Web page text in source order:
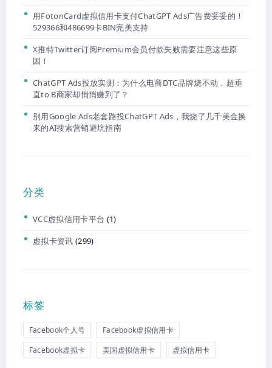
用FotonCard虚拟信用卡支付ChatGPT Ads广告费妥妥的！
529366和486699卡BIN完美支持
X推特Twitter订阅Premium会员付款失败需要注意这些原
因！
ChatGPT Ads投放实测：为什么电商DTC品牌烧不动，超垂
直to B商家却悄悄赚到了？
别用Google Ads老套路投ChatGPT Ads，我烧了几千美金换
来的AI搜索营销避坑指南
分类
VCC虚拟信用卡平台 (1)
虚拟卡资讯 (299)
标签
Facebook个人号
Facebook虚拟信用卡
Facebook虚拟卡
美国虚拟信用卡 虚拟信用卡